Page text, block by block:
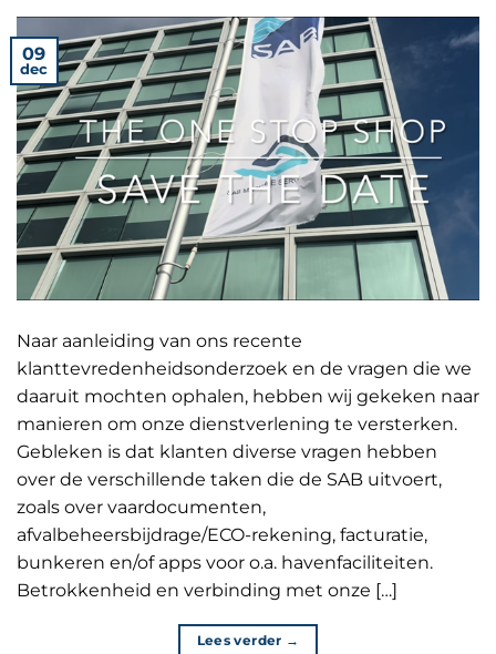
09
dec
Naar aanleiding van ons recente
klanttevredenheidsonderzoek en de vragen die we
daaruit mochten ophalen, hebben wij gekeken naar
manieren om onze dienstverlening te versterken.
Gebleken is dat klanten diverse vragen hebben
over de verschillende taken die de SAB uitvoert,
zoals over vaardocumenten,
afvalbeheersbijdrage/ECO-rekening, facturatie,
bunkeren en/of apps voor o.a. havenfaciliteiten.
Betrokkenheid en verbinding met onze […]
Lees verder →